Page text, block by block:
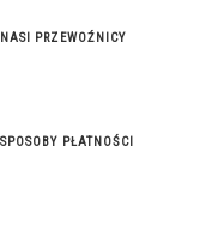
NASI PRZEWOŹNICY
SPOSOBY PŁATNOŚCI